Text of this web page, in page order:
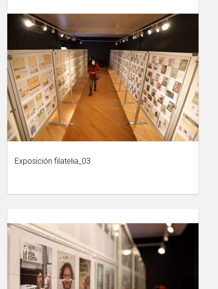
Exposición filatelia_03